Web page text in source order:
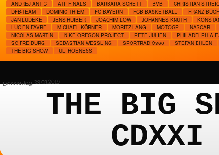
ANDREJ ANTIC
ATP FINALS BARBARA SCHETT BVB
CHRISTIAN
DFB-TEAM
DOMINIC THIEM FC BAYERN FCB BASKETBALL
FRANZ
JAN LÜDEKE
JENS HUIBER JOACHIM LÖW JOHANNES KNUTH
LUCIEN FAVRE
MICHAEL KÖRNER MORITZ LANG MOTOGP
NASCAR
NICOLAS MARTIN
NIKE OREGON PROJECT PETE JULIEN
PHILADELPHIA
SC FREIBURG
SEBASTIAN WESSLING SPORTRADIO360
STEFAN EHLEN
THE BIG SHOW
ULI HOENESS
Donnerstag, 29.08.2019
THE BIG
CDXXI